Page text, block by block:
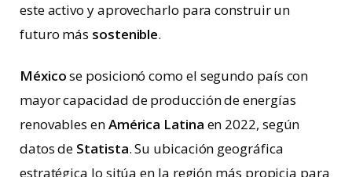
este activo y aprovecharlo para construir un
futuro más sostenible.
Méxicose posicionó como el segundo país con
mayor capacidad de producción de energías
renovables enAmérica Latina en 2022, según
datos de Statista. Su ubicación geográfica
estratégica lo sitúa en la región más propicia para